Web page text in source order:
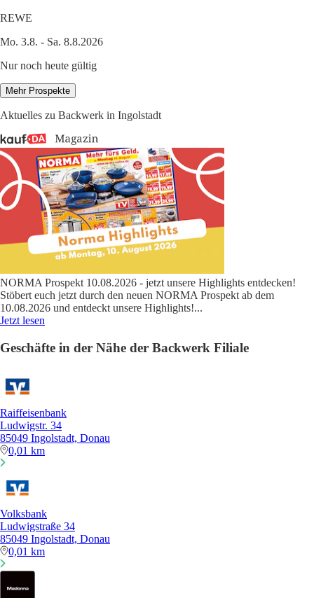
REWE
Mo. 3.8. - Sa. 8.8.2026
Nur noch heute gültig
Mehr Prospekte
Aktuelles zu Backwerk in Ingolstadt
NORMA Prospekt 10.08.2026 - jetzt unsere Highlights entdecken!
Stöbert euch jetzt durch den neuen NORMA Prospekt ab dem
10.08.2026 und entdeckt unsere Highlights!...
Jetzt lesen
Geschäfte in der Nähe der Backwerk Filiale
Raiffeisenbank
Ludwigstr. 34
85049 Ingolstadt, Donau
0,01 km
Volksbank
Ludwigstraße 34
85049 Ingolstadt, Donau
0,01 km